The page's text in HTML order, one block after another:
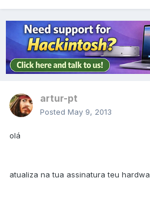
artur-pt
Posted May 9, 2013
olá
atualiza na tua assinatura teu